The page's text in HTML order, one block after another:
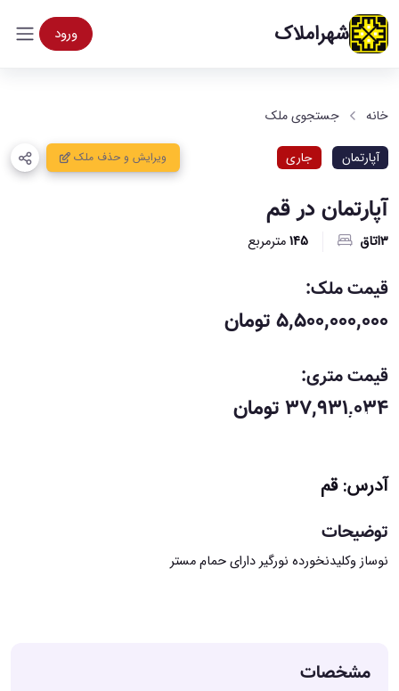
شهراملاک ورود
خانه جستجوی ملک
/
آپارتمان جاری ویرایش و حذف ملک
آپارتمان در قم
3اتاق 145مترمربع
قیمت ملک:
۵,۵۰۰,۰۰۰,۰۰۰ تومان
قیمت متری:
۳۷,۹۳۱,۰۳۴ تومان
آدرس: قم
توضیحات
نوساز وکلیدنخورده نورگیر دارای حمام مستر
مشخصات